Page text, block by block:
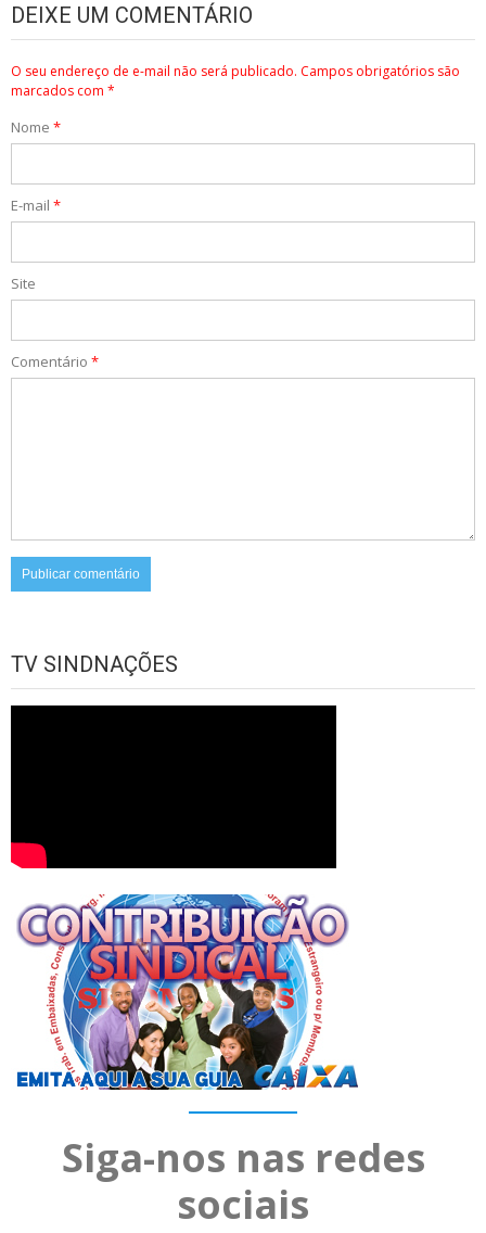
DEIXE UM COMENTÁRIO
O seu endereço de e-mail não será publicado. Campos obrigatórios são
marcados com *
Nome *
E-mail *
Site
Comentário *
TV SINDNAÇÕES
Siga-nos nas redes
sociais